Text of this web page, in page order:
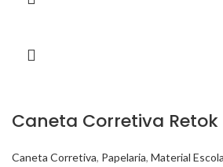
Caneta Corretiva
Caneta Corretiva, Papelaria, Material